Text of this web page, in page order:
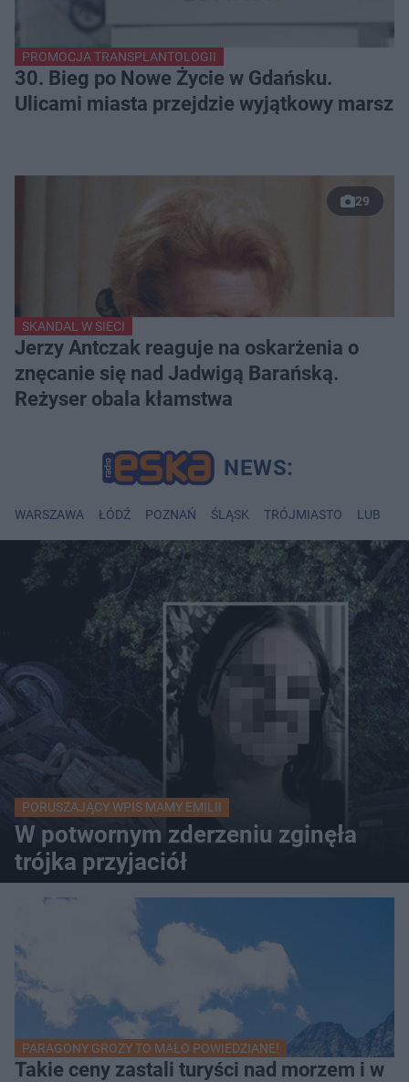
PROMOCJA TRANSPLANTOLOGII
30. Bieg po Nowe Życie w Gdańsku.
Ulicami miasta przejdzie wyjątkowy marsz
29
SKANDAL W SIECI
Jerzy Antczak reaguje na oskarżenia o
znęcanie się nad Jadwigą Barańską.
Reżyser obala kłamstwa
WARSZAWA ŁÓDŹ POZNAŃ ŚLĄSK TRÓJMIASTO LUBLIN
PORUSZAJĄCY WPIS MAMY EMILII
W potwornym zderzeniu zginęła
trójka przyjaciół
PARAGONY GROZY TO MAŁO POWIEDZIANE!
Takie ceny zastali turyści nad morzem i w